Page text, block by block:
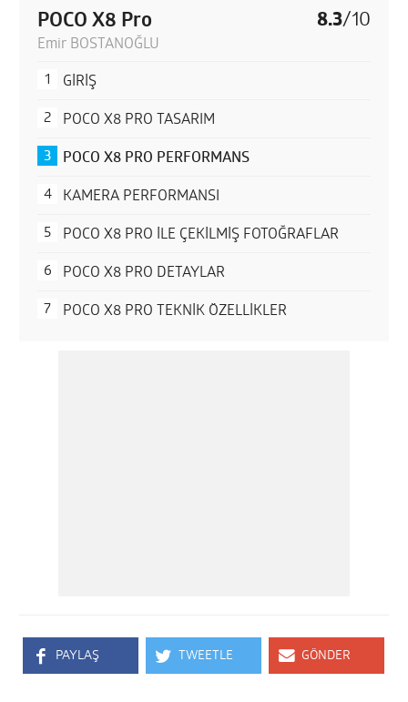
POCO X8 Pro 8.3/10
Emir BOSTANOĞLU
GİRİŞ
POCO X8 PRO TASARIM
POCO X8 PRO PERFORMANS
KAMERA PERFORMANSI
POCO X8 PRO İLE ÇEKİLMİŞ FOTOĞRAFLAR
POCO X8 PRO DETAYLAR
POCO X8 PRO TEKNİK ÖZELLİKLER
PAYLAŞ TWEETLE GÖNDER